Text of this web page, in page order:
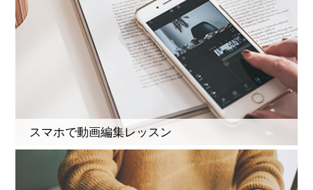
スマホで動画編集レッスン